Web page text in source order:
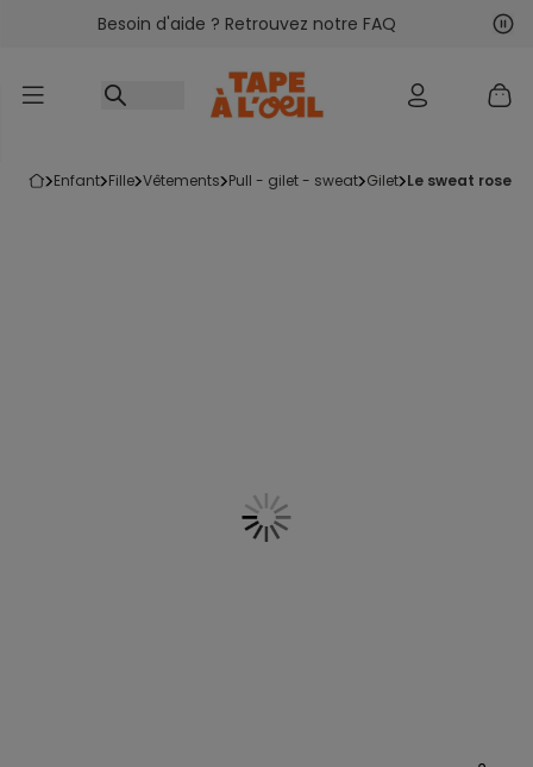
Accéder au contenu
Besoin d'aide ? Retrouvez notre FAQ
enfant fille vêtements pull - gilet - sweat gilet le sweat rose